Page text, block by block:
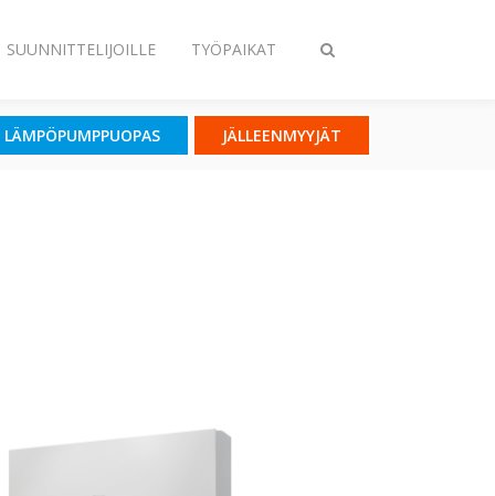
Vaihda
SUUNNITTELIJOILLE TYÖPAIKAT
LÄMPÖPUMPPUOPAS JÄLLEENMYYJÄT